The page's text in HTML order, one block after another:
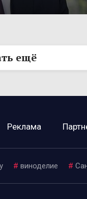
ещё
Реклама
# виноделие #